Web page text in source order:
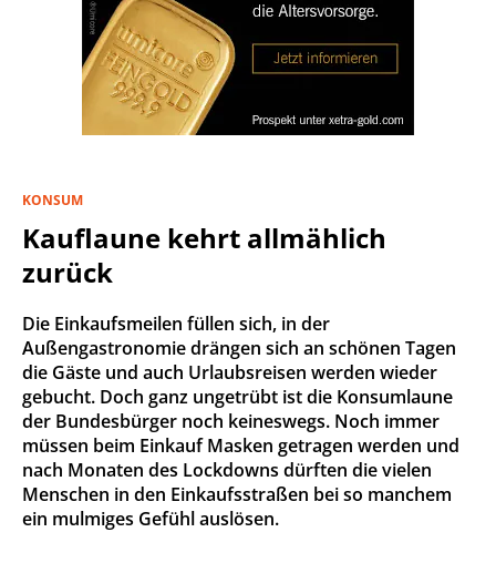
KONSUM
Kauflaune kehrt allmählich
zurück
Die Einkaufsmeilen füllen sich, in der
Außengastronomie drängen sich an schönen Tagen
die Gäste und auch Urlaubsreisen werden wieder
gebucht. Doch ganz ungetrübt ist die Konsumlaune
der Bundesbürger noch keineswegs. Noch immer
müssen beim Einkauf Masken getragen werden und
nach Monaten des Lockdowns dürften die vielen
Menschen in den Einkaufsstraßen bei so manchem
ein mulmiges Gefühl auslösen.